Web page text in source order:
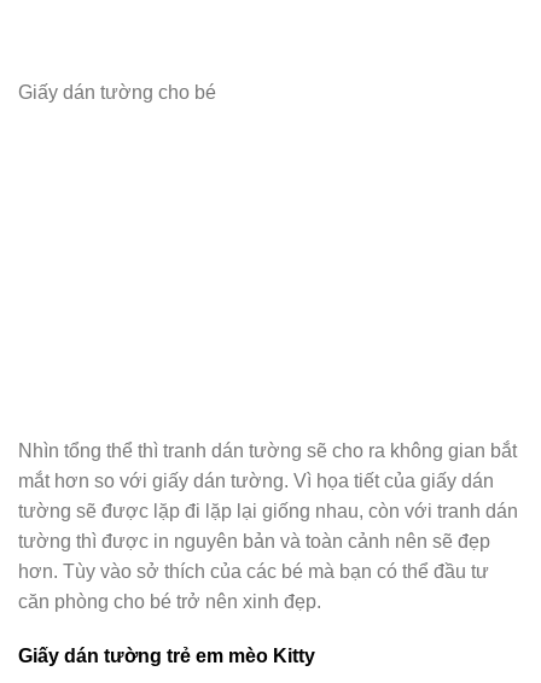
Giấy dán tường cho bé
Nhìn tổng thể thì tranh dán tường sẽ cho ra không gian bắt
mắt hơn so với giấy dán tường. Vì họa tiết của giấy dán
tường sẽ được lặp đi lặp lại giống nhau, còn với tranh dán
tường thì được in nguyên bản và toàn cảnh nên sẽ đẹp
hơn. Tùy vào sở thích của các bé mà bạn có thể đầu tư
căn phòng cho bé trở nên xinh đẹp.
Giấy dán tường trẻ em mèo Kitty